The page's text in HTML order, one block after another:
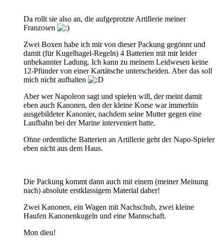
Da rollt sie also an, die aufgeprotzte Artillerie meiner
Franzosen
Zwei Boxen habe ich mir von dieser Packung gegönnt und
damit (für Kugelhagel-Regeln) 4 Batterien mit mir leider
unbekannter Ladung. Ich kann zu meinem Leidwesen keine
12-Pfünder von einer Kartätsche unterscheiden. Aber das soll
mich nicht aufhalten
Aber wer Napoleon sagt und spielen will, der meint damit
eben auch Kanonen, den der kleine Korse war immerhin
ausgebildeter Kanonier, nachdem seine Mutter gegen eine
Laufbahn bei der Marine interveniert hatte.
Ohne ordentliche Batterien an Artillerie geht der Napo-Spieler
eben nicht aus dem Haus.
Die Packung kommt dann auch mit einem (meiner Meinung
nach) absolute erstklassigem Material daher!
Zwei Kanonen, ein Wagen mit Nachschub, zwei kleine
Haufen Kanonenkugeln und eine Mannschaft.
Mon dieu!